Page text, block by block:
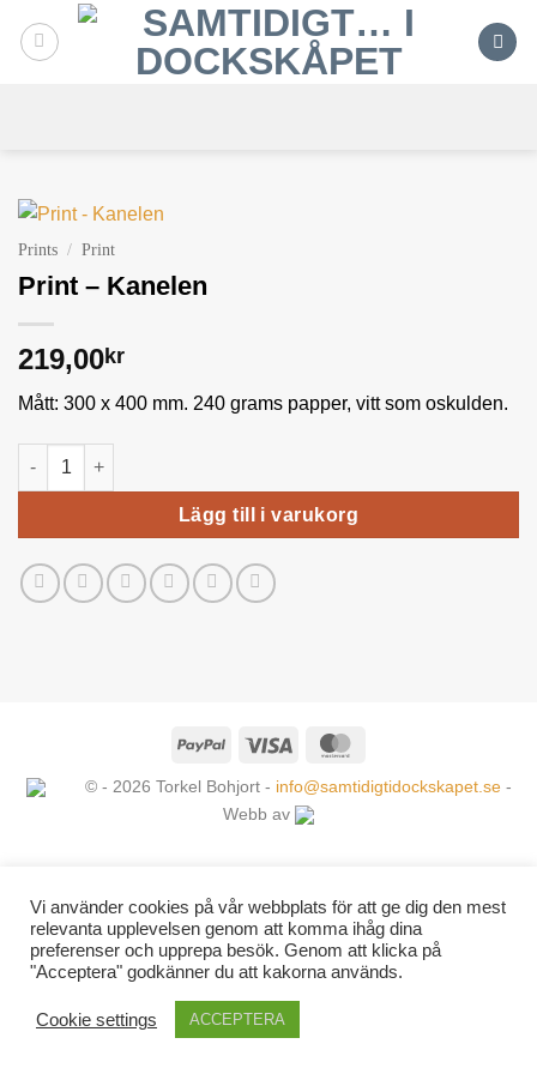
Prints / Print
Print – Kanelen
219,00kr
Mått: 300 x 400 mm. 240 grams papper, vitt som oskulden.
Print - Kanelen mängd
Lägg till i varukorg
PayPal Visa
© - 2026 Torkel Bohjort - info@samtidigtidockskapet.se-
Webb av
Vi använder cookies på vår webbplats för att ge dig den mest
relevanta upplevelsen genom att komma ihåg dina
preferenser och upprepa besök. Genom att klicka på
"Acceptera" godkänner du att kakorna används.
Cookie settings ACCEPTERA